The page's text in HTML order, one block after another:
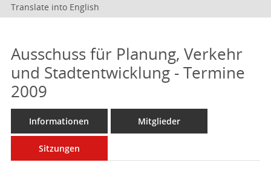
Translate into English
Ausschuss für Planung, Verkehr
und Stadtentwicklung - Termine
2009
Informationen Mitglieder
Sitzungen